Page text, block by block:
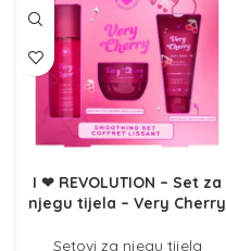
I ❤ REVOLUTION – Set za
njegu tijela – Very Cherry
Setovi za njegu tijela